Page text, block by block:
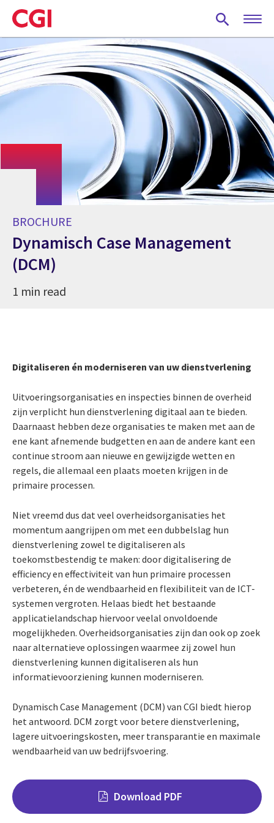
Skip
to
main
content
BROCHURE
Dynamisch Case Management
(DCM)
1 min read
Digitaliseren én moderniseren van uw dienstverlening
Uitvoeringsorganisaties en inspecties binnen de overheid
zijn verplicht hun dienstverlening digitaal aan te bieden.
Daarnaast hebben deze organisaties te maken met aan de
ene kant afnemende budgetten en aan de andere kant een
continue stroom aan nieuwe en gewijzigde wetten en
regels, die allemaal een plaats moeten krijgen in de
primaire processen.
Niet vreemd dus dat veel overheidsorganisaties het
momentum aangrijpen om met een dubbelslag hun
dienstverlening zowel te digitaliseren als
toekomstbestendig te maken: door digitalisering de
efficiency en effectiviteit van hun primaire processen
verbeteren, én de wendbaarheid en flexibiliteit van de ICT-
systemen vergroten. Helaas biedt het bestaande
applicatielandschap hiervoor veelal onvoldoende
mogelijkheden. Overheidsorganisaties zijn dan ook op zoek
naar alternatieve oplossingen waarmee zij zowel hun
dienstverlening kunnen digitaliseren als hun
informatievoorziening kunnen moderniseren.
Dynamisch Case Management (DCM) van CGI biedt hierop
het antwoord. DCM zorgt voor betere dienstverlening,
lagere uitvoeringskosten, meer transparantie en maximale
wendbaarheid van uw bedrijfsvoering.
Download PDF